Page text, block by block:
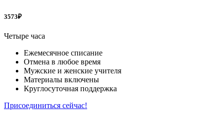
3573₽
Четыре часа
Ежемесячное списание
Отмена в любое время
Мужские и женские учителя
Материалы включены
Круглосуточная поддержка
Присоединиться сейчас!